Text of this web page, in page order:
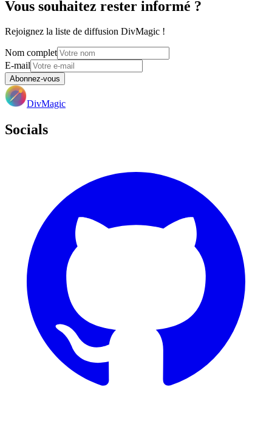
Vous souhaitez rester informé ?
Rejoignez la liste de diffusion DivMagic !
Nom complet
E-mail
Abonnez-vous
DivMagic
Socials